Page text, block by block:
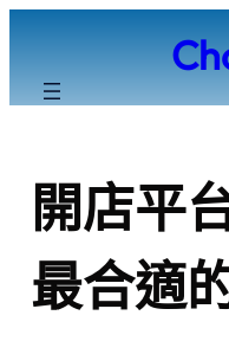
要
開店平
最合適